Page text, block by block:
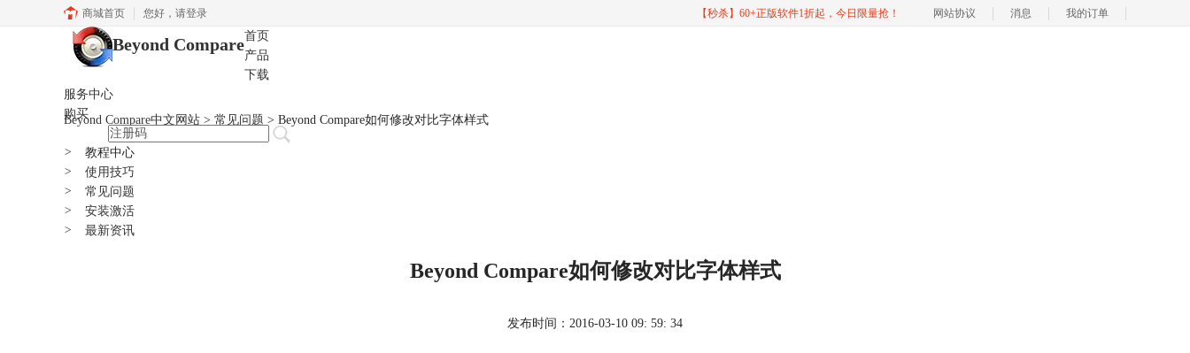
商城首页 您好， 请登录 【秒杀】60+正版软件1折起，今日限量抢！ 网站协议 消息 我的订单
Beyond Compare首页
产品
下载
服务中心
购买
Beyond Compare中文网站 > 常见问题 > Beyond Compare如何修改对比字体样式
>
教程中心
>
使用技巧
>
常见问题
>
安装激活
>
最新资讯
Beyond Compare如何修改对比字体样式
发布时间：2016-03-10 09: 59: 34